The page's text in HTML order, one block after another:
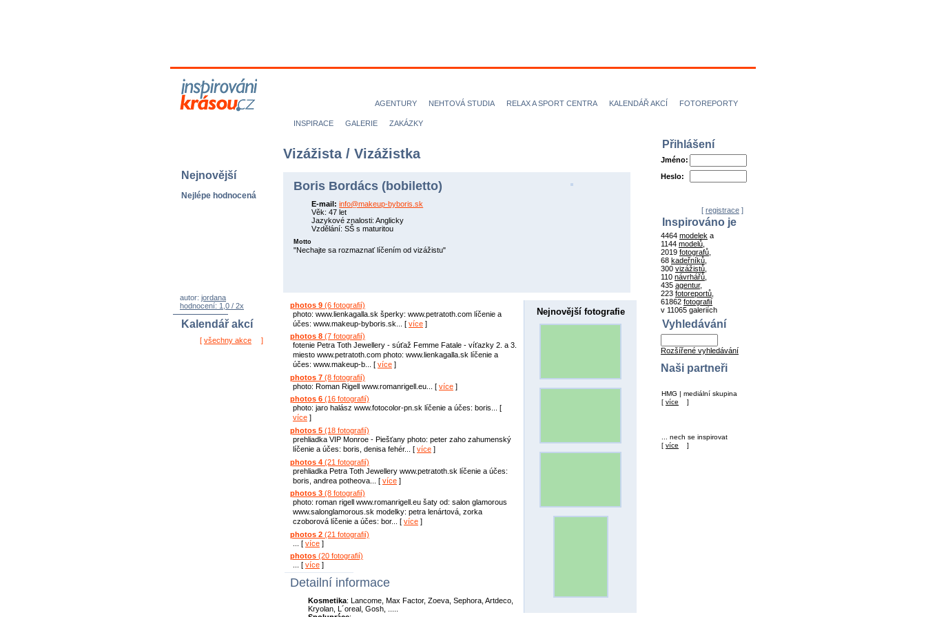
AGENTURY NEHTOVÁ STUDIA RELAX A SPORT CENTRA KALENDÁŘ AKCÍ FOTOREPORTY
INSPIRACE GALERIE ZAKÁZKY
Nejnovější
Nejlépe hodnocená
autor: jordana
hodnocení: 1,0 / 2x
Kalendář akcí
[ všechny akce ]
Vizážista / Vizážistka
Boris Bordács (bobiletto)
E-mail: info@makeup-byboris.sk
Věk: 47 let
Jazykové znalosti: Anglicky
Vzdělání: SŠ s maturitou
Motto
"Nechajte sa rozmaznať líčením od vizážistu"
Nejnovější fotografie
photos 9 (6 fotografií)
photo: www.lienkagalla.sk šperky: www.petratoth.com líčenie a
účes: www.makeup-byboris.sk... [ více ]
photos 8 (7 fotografií)
fotenie Petra Toth Jewellery - súťaž Femme Fatale - víťazky 2. a 3.
miesto www.petratoth.com photo: www.lienkagalla.sk líčenie a
účes: www.makeup-b... [ více ]
photos 7 (8 fotografií)
photo: Roman Rigell www.romanrigell.eu... [ více ]
photos 6 (16 fotografií)
photo: jaro halász www.fotocolor-pn.sk líčenie a účes: boris... [
více ]
photos 5 (18 fotografií)
prehliadka VIP Monroe - Piešťany photo: peter zaho zahumenský
líčenie a účes: boris, denisa fehér... [ více ]
photos 4 (21 fotografií)
prehliadka Petra Toth Jewellery www.petratoth.sk líčenie a účes:
boris, andrea potheova... [ více ]
photos 3 (8 fotografií)
photo: roman rigell www.romanrigell.eu šaty od: salon glamorous
www.salonglamorous.sk modelky: petra lenártová, zorka
czoborová líčenie a účes: bor... [ více ]
photos 2 (21 fotografií)
... [ více ]
photos (20 fotografií)
... [ více ]
Detailní informace
Kosmetika: Lancome, Max Factor, Zoeva, Sephora, Artdeco,
Kryolan, L´oreal, Gosh, .....
Přihlášení
Jméno:
Heslo:
[ registrace ]
Inspirováno je
4464 modelek a
1144 modelů
2019 fotografů
68 kadeřníků
300 vizážistů
110 návrhářů
435 agentur,
223 fotoreportů
61862 fotografií
v 11065 galeriích
Vyhledávání
Rozšířené vyhledávání
Naši partneři
HMG | mediální skupina
[ více ]
... nech se inspirovat
[ více ]